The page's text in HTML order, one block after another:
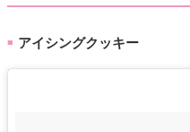
■ アイシングクッキー